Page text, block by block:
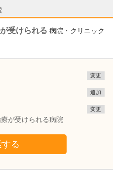
受けられる 病院・クリニック
変更
追加
が受けられる病院
変更
る